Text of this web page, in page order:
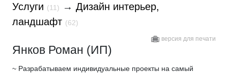
Услуги (11) → Дизайн интерьер,
ландшафт (62)
версия для печати
Янков Роман (ИП)
~ Разрабатываем индивидуальные проекты на самый